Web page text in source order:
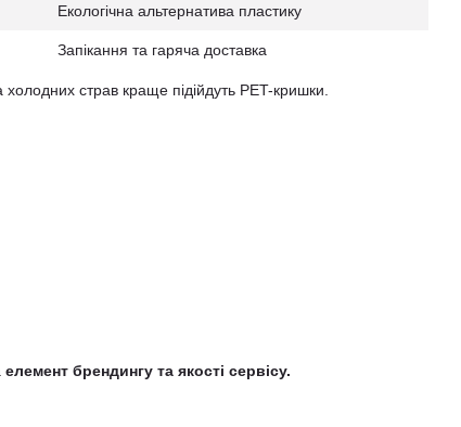
Екологічна альтернатива пластику
Запікання та гаряча доставка
страв краще підійдуть PET-кришки.
елемент брендингу та якості сервісу.